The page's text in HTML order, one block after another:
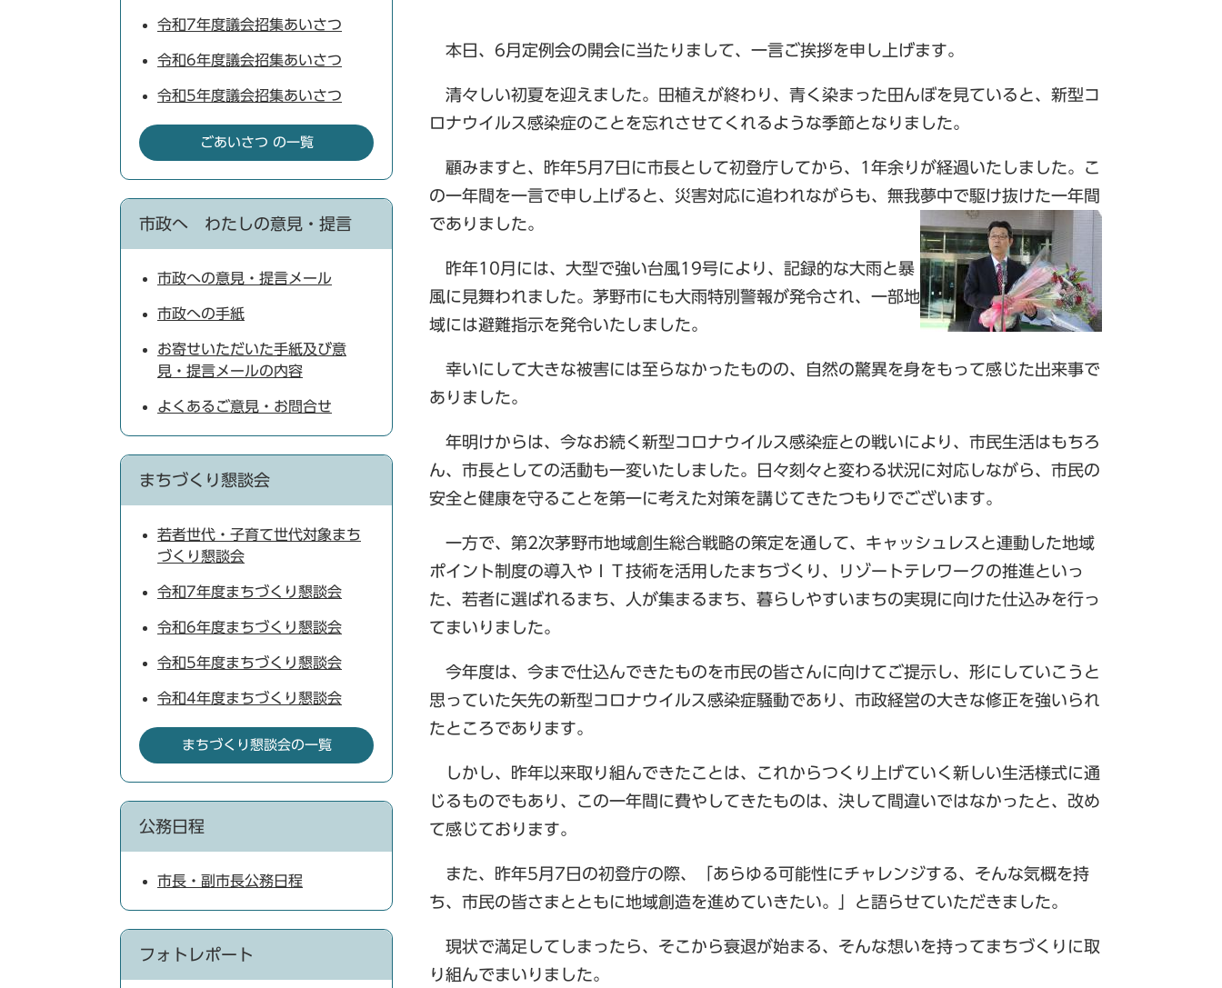
本日、6月定例会の開会に当たりまして、一言ご挨拶を申し上げます。
清々しい初夏を迎えました。田植えが終わり、青く染まった田んぼを見ていると、新型コ
ロナウイルス感染症のことを忘れさせてくれるような季節となりました。
顧みますと、昨年5月7日に市長として初登庁してから、1年余りが経過いたしました。こ
の一年間を一言で申し上げると、災害対応に追われながらも、無我夢中で駆け抜けた一年間
でありました。
昨年10月には、大型で強い台風19号により、記録的な大雨と暴
風に見舞われました。茅野市にも大雨特別警報が発令され、一部地
域には避難指示を発令いたしました。
幸いにして大きな被害には至らなかったものの、自然の驚異を身をもって感じた出来事で
ありました。
年明けからは、今なお続く新型コロナウイルス感染症との戦いにより、市民生活はもちろ
ん、市長としての活動も一変いたしました。日々刻々と変わる状況に対応しながら、市民の
安全と健康を守ることを第一に考えた対策を講じてきたつもりでございます。
一方で、第2次茅野市地域創生総合戦略の策定を通して、キャッシュレスと連動した地域
ポイント制度の導入やＩＴ技術を活用したまちづくり、リゾートテレワークの推進といっ
た、若者に選ばれるまち、人が集まるまち、暮らしやすいまちの実現に向けた仕込みを行っ
てまいりました。
今年度は、今まで仕込んできたものを市民の皆さんに向けてご提示し、形にしていこうと
思っていた矢先の新型コロナウイルス感染症騒動であり、市政経営の大きな修正を強いられ
たところであります。
しかし、昨年以来取り組んできたことは、これからつくり上げていく新しい生活様式に通
じるものでもあり、この一年間に費やしてきたものは、決して間違いではなかったと、改め
て感じております。
また、昨年5月7日の初登庁の際、「あらゆる可能性にチャレンジする、そんな気概を持
ち、市民の皆さまとともに地域創造を進めていきたい。」と語らせていただきました。
現状で満足してしまったら、そこから衰退が始まる、そんな想いを持ってまちづくりに取
り組んでまいりました。
令和7年度議会招集あいさつ
令和6年度議会招集あいさつ
令和5年度議会招集あいさつ
ごあいさつ の一覧
市政へ わたしの意見・提言
市政への意見・提言メール
市政への手紙
お寄せいただいた手紙及び意
見・提言メールの内容
よくあるご意見・お問合せ
まちづくり懇談会
若者世代・子育て世代対象まち
づくり懇談会
令和7年度まちづくり懇談会
令和6年度まちづくり懇談会
令和5年度まちづくり懇談会
令和4年度まちづくり懇談会
まちづくり懇談会の一覧
公務日程
市長・副市長公務日程
フォトレポート